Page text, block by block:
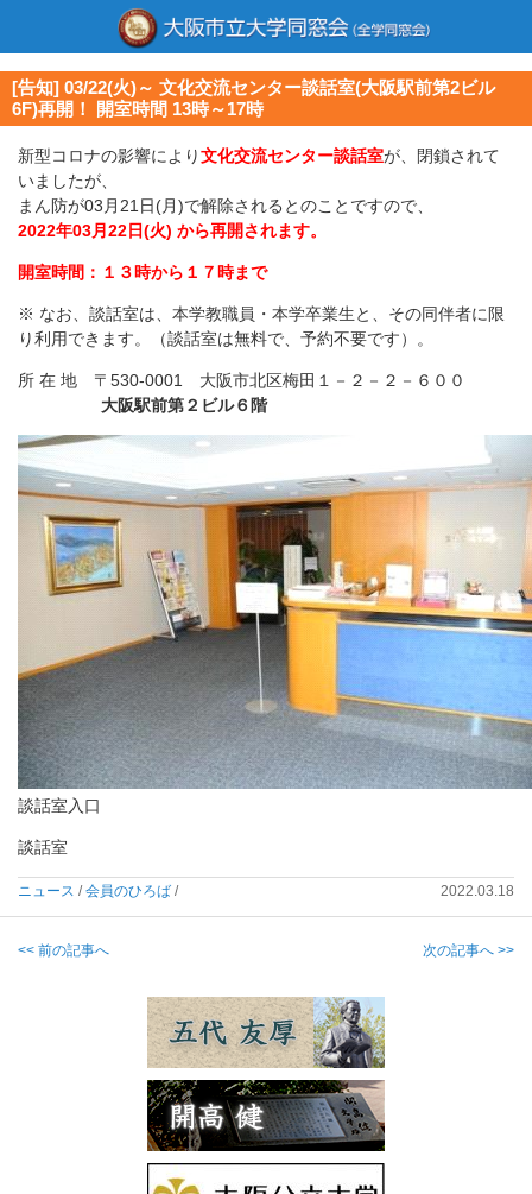
[告知] 03/22(火)～ 文化交流センター談話室(大阪駅前第2ビル
6F)再開！ 開室時間 13時～17時
新型コロナの影響により文化交流センター談話室が、閉鎖されて
いましたが、
まん防が03月21日(月)で解除されるとのことですので、
2022年03月22日(火) から再開されます。
開室時間：１３時から１７時まで
※ なお、談話室は、本学教職員・本学卒業生と、その同伴者に限
り利用できます。（談話室は無料で、予約不要です）。
所 在 地 〒530-0001 大阪市北区梅田１－２－２－６００
大阪駅前第２ビル６階
談話室入口
談話室
ニュース /会員のひろば / 2022.03.18
<< 前の記事へ 次の記事へ >>